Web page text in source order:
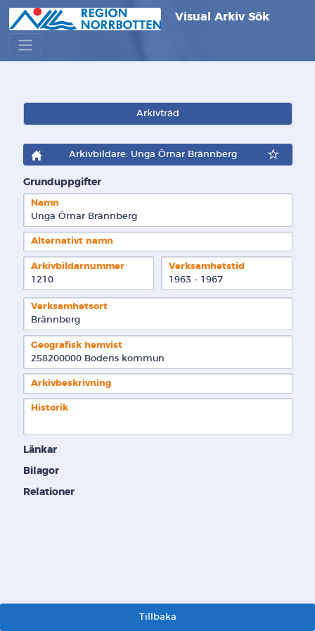
Visual Arkiv Sök
Arkivträd
Arkivbildare: Unga Örnar Brännberg
Grunduppgifter
Namn
Unga Örnar Brännberg
Alternativt namn
Arkivbildarnummer
1210
Verksamhetstid
1963 - 1967
Verksamhetsort
Brännberg
Geografisk hemvist
Arkivbeskrivning
Historik
Länkar
Bilagor
Relationer
Tillbaka